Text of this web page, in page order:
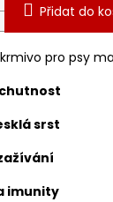
Přidat do
pro psy
srst
imunity